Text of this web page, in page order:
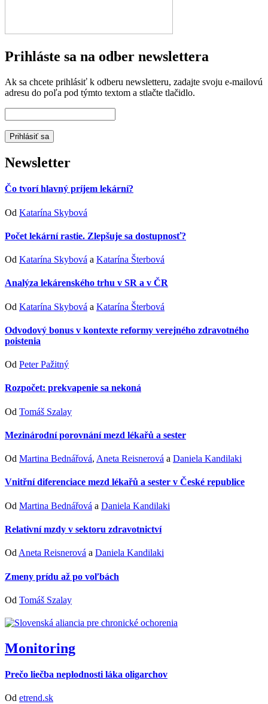
Prihláste sa na odber newslettera
Ak sa chcete prihlásiť k odberu newsletteru, zadajte svoju e-mailovú
adresu do poľa pod týmto textom a stlačte tlačidlo.
Newsletter
Čo tvorí hlavný príjem lekární?
Od Katarína Skybová
Počet lekární rastie. Zlepšuje sa dostupnosť?
Od Katarína Skybová a Katarína Šterbová
Analýza lekárenského trhu v SR a v ČR
Od Katarína Skybová a Katarína Šterbová
Odvodový bonus v kontexte reformy verejného zdravotného
poistenia
Od Peter Pažitný
Rozpočet: prekvapenie sa nekoná
Od Tomáš Szalay
Mezinárodní porovnání mezd lékařů a sester
Od Martina Bednářová, Aneta Reisnerová a Daniela Kandilaki
Vnitřní diferenciace mezd lékařů a sester v České republice
Od Martina Bednářová a Daniela Kandilaki
Relativní mzdy v sektoru zdravotnictví
Od Aneta Reisnerová a Daniela Kandilaki
Zmeny prídu až po voľbách
Od Tomáš Szalay
Monitoring
Prečo liečba neplodnosti láka oligarchov
Od etrend.sk